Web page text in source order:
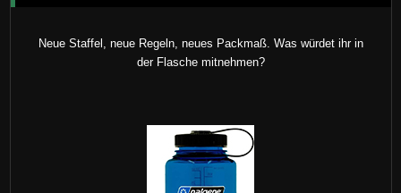
Neue Staffel, neue Regeln, neues Packmaß. Was würdet ihr in
der Flasche mitnehmen?